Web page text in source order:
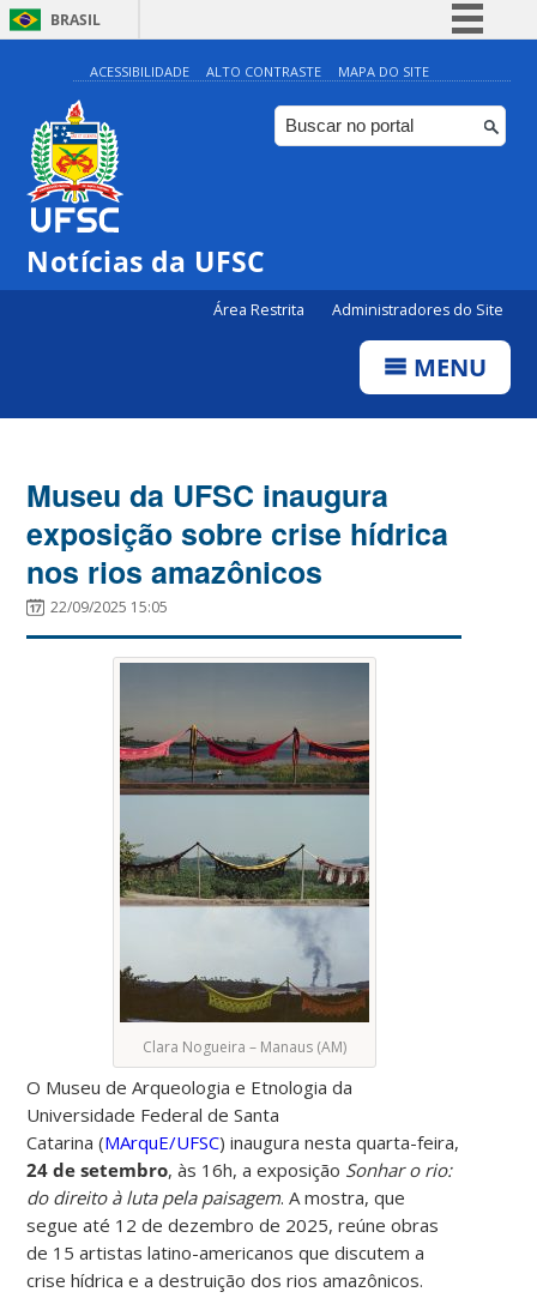
BRASIL
Simplifique!
Comunica BR
Participe
ACESSIBILIDADE ALTO CONTRASTE MAPA DO SITE
Notícias da UFSC
Área Restrita Administradores do Site
MENU
Museu da UFSC inaugura
exposição sobre crise hídrica
nos rios amazônicos
22/09/2025 15:05
Clara Nogueira – Manaus (AM)
O Museu de Arqueologia e Etnologia da
Universidade Federal de Santa
Catarina(MArquE/UFSC) inaugura nesta quarta-feira,
24 de setembro, às 16h, a exposição Sonhar o rio:
do direito à luta pela paisagem. A mostra, que
segue até 12 de dezembro de 2025, reúne obras
de 15 artistas latino-americanos que discutem a
crise hídrica e a destruição dos rios amazônicos.